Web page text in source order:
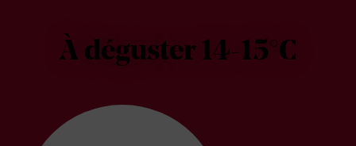
À déguster 14-15°C